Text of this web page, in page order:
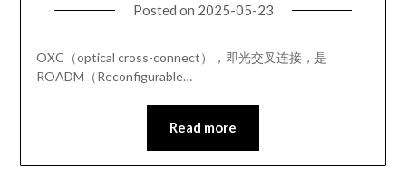
Posted on 2025-05-23
OXC（optical cross-connect），即光交叉连接，是
ROADM（Reconfigurable…
Read more